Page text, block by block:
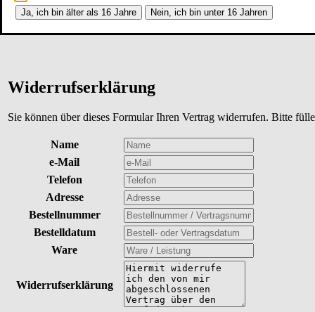
Widerrufserklärung
Sie können über dieses Formular Ihren Vertrag widerrufen. Bitte
Name
e-Mail
Telefon
Adresse
Bestellnummer
Bestelldatum
Ware
Widerrufserklärung
Ja, ich bin älter als 16 Jahre Nein, ich bin unter 16 Jahren